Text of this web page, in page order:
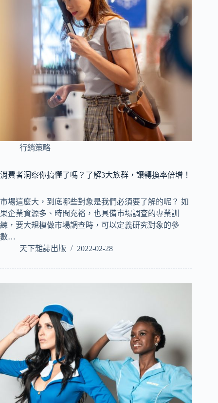
行銷策略
消費者洞察你搞懂了嗎？了解3大族群，讓轉換率倍增！
市場這麼大，到底哪些對象是我們必須要了解的呢？ 如
果企業資源多、時間充裕，也具備市場調查的專業訓
練，要大規模做市場調查時，可以定義研究對象的參
數…
天下雜誌出版
2022-02-28